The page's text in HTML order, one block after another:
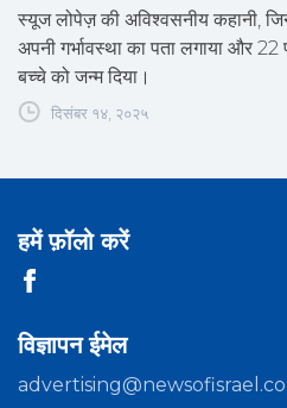
स्यूज लोपेज़ की अविश्वसनीय कहानी,
अपनी गर्भावस्था का पता लगाया और
बच्चे को जन्म दिया।
दिसंबर १४, २०२५
हमें फ़ॉलो करें
विज्ञापन ईमेल